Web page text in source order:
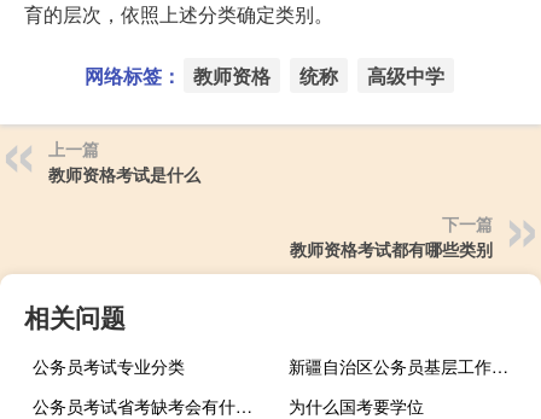
育的层次，依照上述分类确定类别。
网络标签： 教师资格 统称 高级中学
上一篇
教师资格考试是什么
下一篇
教师资格考试都有哪些类别
相关问题
公务员考试专业分类
新疆自治区公务员基层工作经历起始时间如何界定
公务员考试省考缺考会有什么后果吗
为什么国考要学位